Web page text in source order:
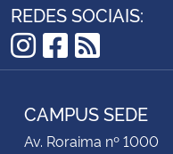
REDES SOCIAIS:
Instagram
Facebook
RSS
CAMPUS SEDE
Av. Roraima nº 1000